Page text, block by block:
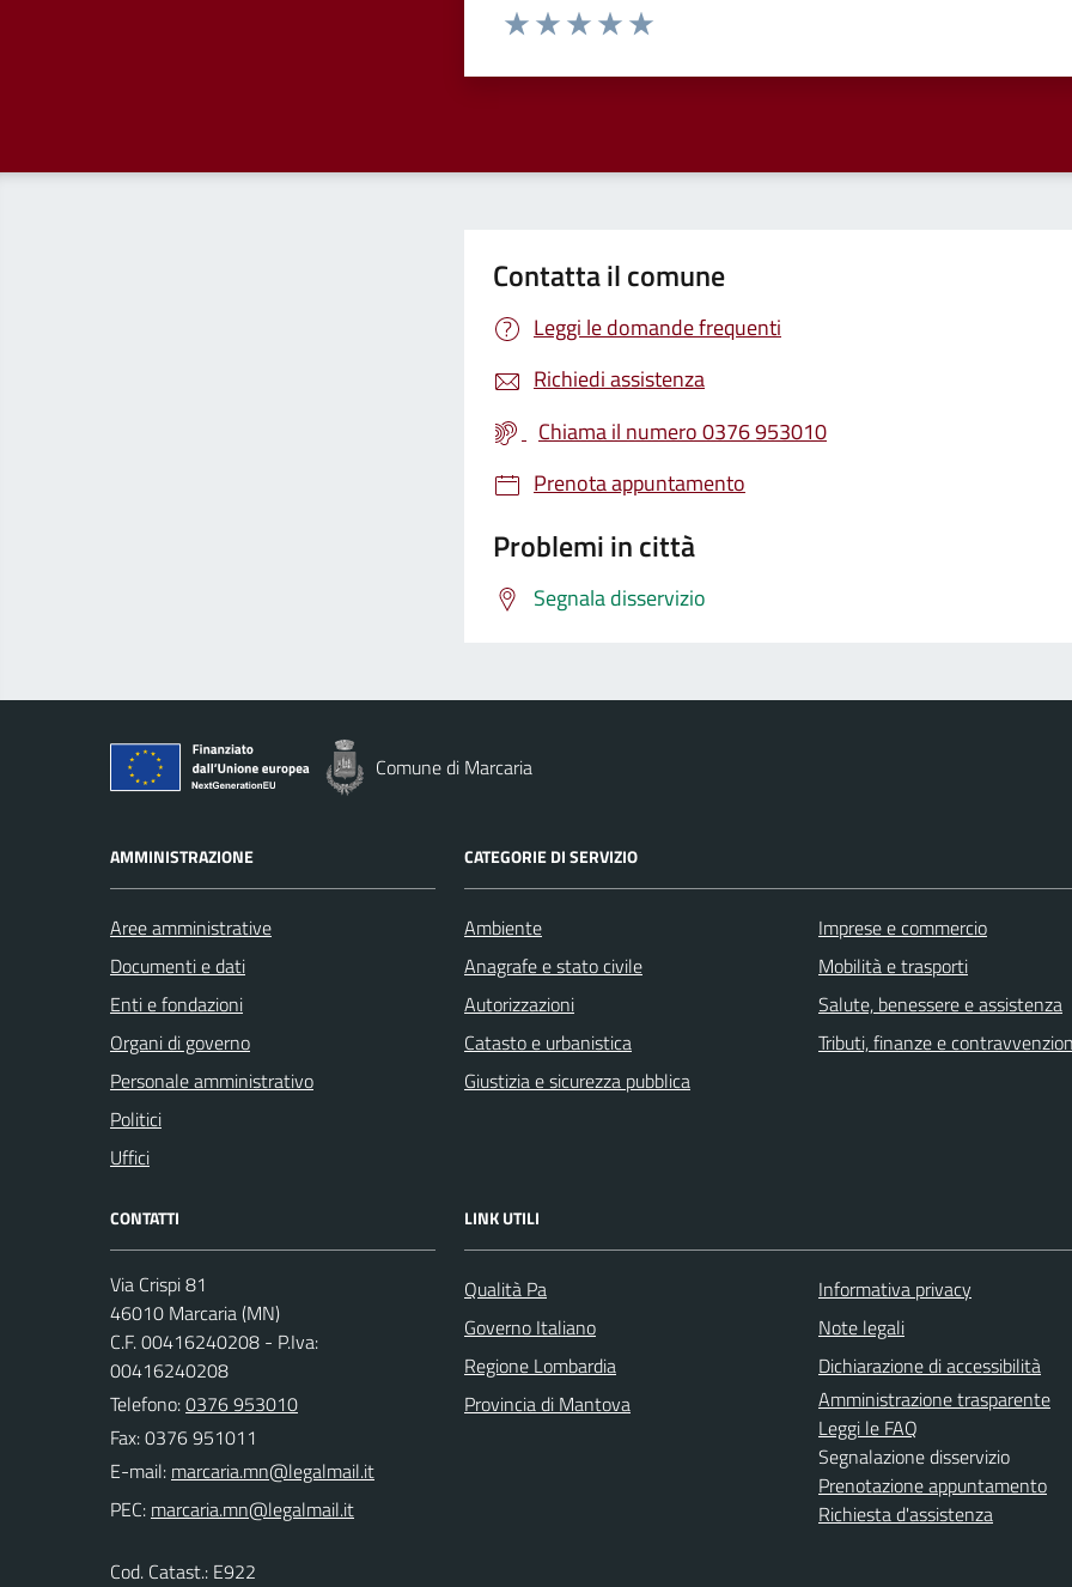
Valuta da 1 a 5 stelle la pagina
Contatta il comune
Leggi le domande frequenti
Richiedi assistenza
Chiama il numero 0376 953010
Prenota appuntamento
Problemi in città
Segnala disservizio
Comune di Marcaria
AMMINISTRAZIONE
Aree amministrative
Documenti e dati
Enti e fondazioni
Organi di governo
Personale amministrativo
Politici
Uffici
CATEGORIE DI SERVIZIO
Ambiente
Anagrafe e stato civile
Autorizzazioni
Catasto e urbanistica
Giustizia e sicurezza pubblica
Imprese e commercio
Mobilità e trasporti
Salute, benessere e assistenza
Tributi, finanze e
CONTATTI
Via Crispi 81
46010 Marcaria (MN)
C.F. 00416240208 - P.Iva:
00416240208
Telefono:0376 953010
Fax: 0376 951011
E-mail:
PEC:
Cod. Catast.: E922
LINK UTILI
Qualità Pa
Governo Italiano
Regione Lombardia
Provincia di Mantova
Informativa privacy
Note legali
Dichiarazione di accessibilità
Amministrazione trasparente
Leggi le FAQ
Segnalazione disservizio
Prenotazione appuntamento
Richiesta d'assistenza